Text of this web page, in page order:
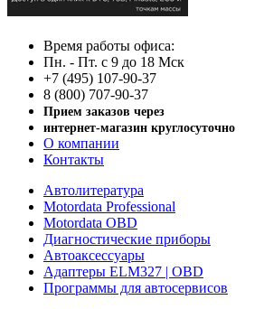
Время работы офиса:
Пн. - Пт. с 9 до 18 Мск
+7 (495) 107-90-37
8 (800) 707-90-37
Прием заказов через
интернет-магазин круглосуточно
О компании
Контакты
Автолитература
Motordata Professional
Motordata OBD
Диагностические приборы
Автоаксессуары
Адаптеры ELM327 | OBD
Программы для автосервисов